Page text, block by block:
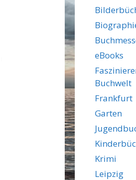
eBooks
Buchwelt
Frankfurt
Garten
Krimi
Leipzig